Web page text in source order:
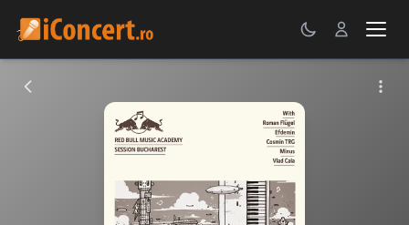
CONCERTE